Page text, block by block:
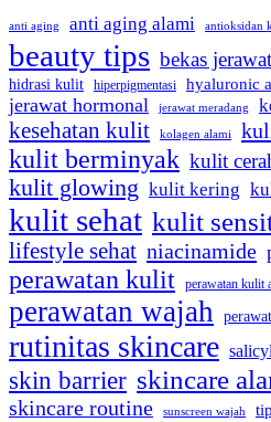
anti aging anti aging alami antioksidan
beauty tips bekas jerawat
hidrasi kulit hiperpigmentasi hyaluronic
jerawat hormonal jerawat meradang
kesehatan kulit kolagen alami
kulit berminyak kulit
kulit glowing kulit kering
kulit sehat kulit
lifestyle sehat niacinamide
perawatan kulit perawatan kulit
perawatan wajah
rutinitas skincare
skin barrier skincare
skincare routine sunscreen wajah